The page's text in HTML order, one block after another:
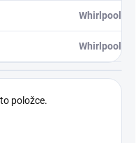
Whirlpool
Whirlpool
položce.